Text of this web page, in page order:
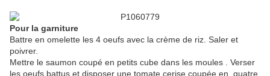
Pour la garniture
Battre en omelette les 4 oeufs avec la crème de riz. Saler et
poivrer.
Mettre le saumon coupé en petits cube dans les moules . Verser
les oeufs battus et disposer une tomate cerise coupée en quatre